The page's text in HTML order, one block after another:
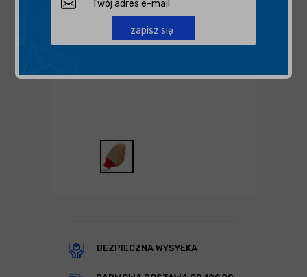
BEZPIECZNA WYSYŁKA
zapisz się